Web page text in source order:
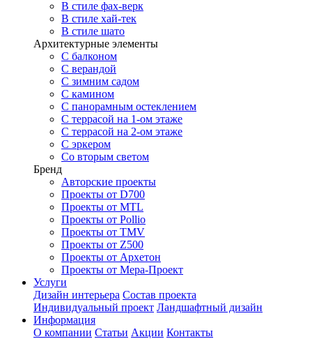
В стиле фах-верк
В стиле хай-тек
В стиле шато
Архитектурные элементы
С балконом
С верандой
С зимним садом
С камином
С панорамным остеклением
С террасой на 1-ом этаже
С террасой на 2-ом этаже
С эркером
Со вторым светом
Бренд
Авторские проекты
Проекты от D700
Проекты от MTL
Проекты от Pollio
Проекты от TMV
Проекты от Z500
Проекты от Архетон
Проекты от Мера-Проект
Услуги
Дизайн интерьера Состав проекта
Индивидуальный проект Ландшафтный дизайн
Информация
О компании Статьи Акции Контакты